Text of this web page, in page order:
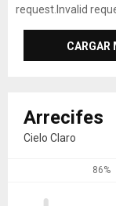
request. Invalid
CARGAR
Arrecifes
Cielo Claro
86%